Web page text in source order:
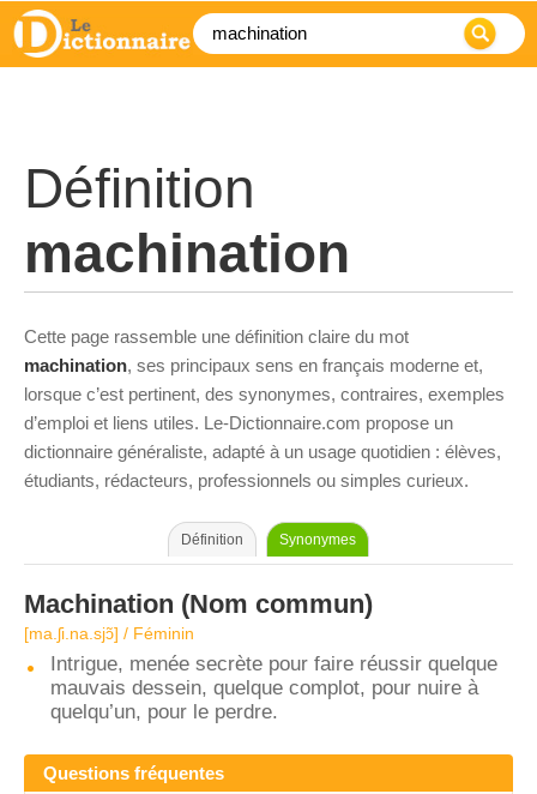
Définition
machination
Cette page rassemble une définition claire du mot
machination, ses principaux sens en français moderne et,
lorsque c’est pertinent, des synonymes, contraires, exemples
d’emploi et liens utiles. Le-Dictionnaire.com propose un
dictionnaire généraliste, adapté à un usage quotidien : élèves,
étudiants, rédacteurs, professionnels ou simples curieux.
Définition Synonymes
Machination (Nom commun)
[ma.ʃi.na.sjɔ̃] / Féminin
Intrigue, menée secrète pour faire réussir quelque
mauvais dessein, quelque complot, pour nuire à
quelqu’un, pour le perdre.
Questions fréquentes